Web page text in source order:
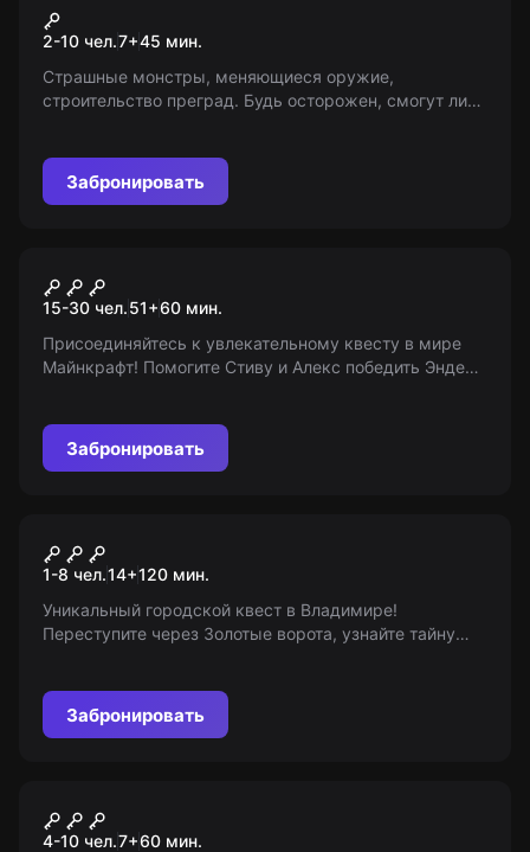
Avatar vs Zombie
2-10 чел.7+45 мин.
Страшные монстры, меняющиеся оружие,
строительство преград. Будь осторожен, смогут ли
Забронировать
Майнкрафт
15-30 чел.51+60 мин.
Присоединяйтесь к увлекательному квесту в мире
Майнкрафт! Помогите Стиву и Алекс победить Эндер
Забронировать
Владимир - столица Руси
1-8 чел.14+120 мин.
Уникальный городской квест в Владимире!
Переступите через Золотые ворота, узнайте тайну
Забронировать
Among Us
4-10 чел.7+60 мин.